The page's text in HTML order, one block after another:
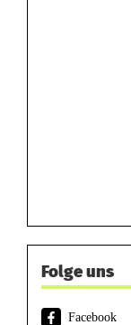
Folge uns
Facebook